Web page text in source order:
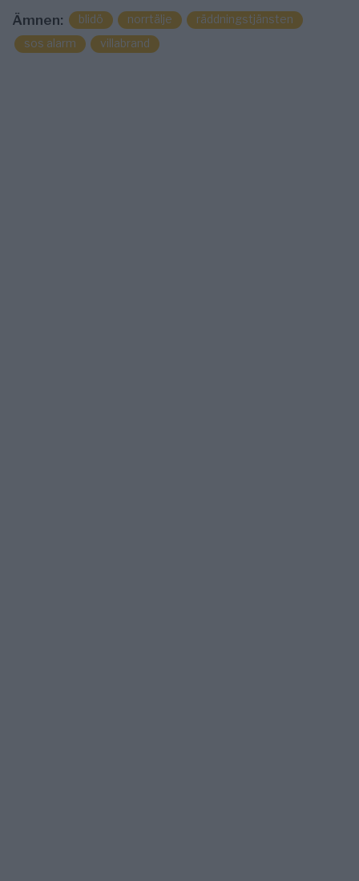
Ämnen: blidö norrtälje
räddningstjänsten
sos alarm
villabrand